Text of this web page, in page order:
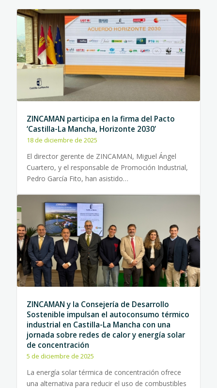
ZINCAMAN participa en la firma del Pacto
‘Castilla-La Mancha, Horizonte 2030’
18 de diciembre de 2025
El director gerente de ZINCAMAN, Miguel Ángel
Cuartero, y el responsable de Promoción Industrial,
Pedro García Fito, han asistido…
ZINCAMAN y la Consejería de Desarrollo
Sostenible impulsan el autoconsumo térmico
industrial en Castilla-La Mancha con una
jornada sobre redes de calor y energía solar
de concentración
5 de diciembre de 2025
La energía solar térmica de concentración ofrece
una alternativa para reducir el uso de combustibles